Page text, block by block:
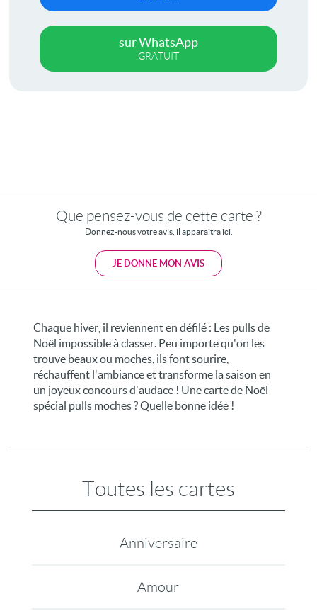
sur WhatsApp
GRATUIT
Que pensez-vous de cette carte ?
Donnez-nous votre avis, il apparaitra ici.
JE DONNE MON AVIS
Chaque hiver, il reviennent en défilé : Les pulls de
Noël impossible à classer. Peu importe qu'on les
trouve beaux ou moches, ils font sourire,
réchauffent l'ambiance et transforme la saison en
un joyeux concours d'audace ! Une carte de Noël
spécial pulls moches ? Quelle bonne idée !
Toutes les cartes
Anniversaire
Amour